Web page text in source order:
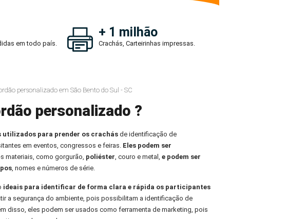
em todo país.
+ 1 milhão
Crachás, Carteirinhas impressas.
personalizado em São Bento do Sul - SC
personalizado ?
utilizados para prender os crachásde identificação de
em eventos, congressos e feiras. Eles podem ser
materiais, como gorgurão, poliéster, couro e metal, e podem ser
, nomes e números de série.
ideais para identificar de forma clara e rápida os participantes
a segurança do ambiente, pois possibilitam a identificação de
disso, eles podem ser usados como ferramenta de marketing, pois